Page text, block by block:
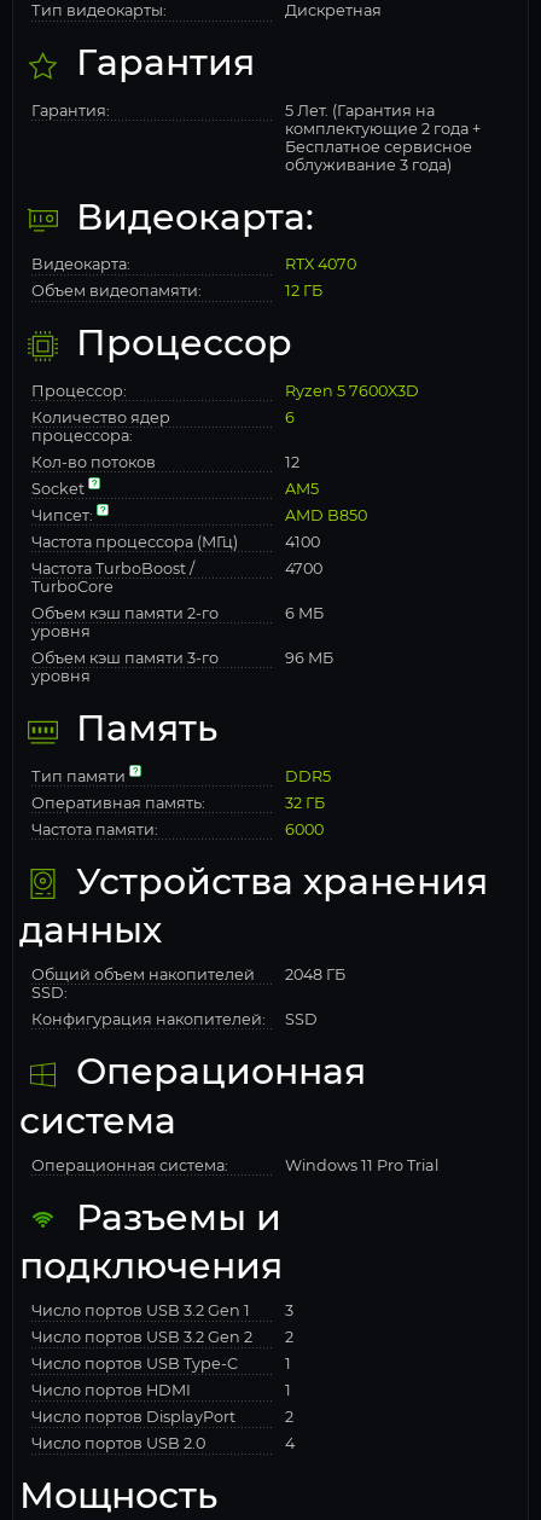
Тип видеокарты: Дискретная
Гарантия
Гарантия:
5 Лет. (Гарантия на
комплектующие 2 года +
Бесплатное сервисное
облуживание 3 года)
Видеокарта:
Видеокарта:
RTX 4070
Объем видеопамяти:
12 ГБ
Процессор
Процессор:
Ryzen 5 7600X3D
Количество ядер
процессора:
6
Кол-во потоков
12
Socket
AM5
Чипсет:
AMD B850
Частота процессора (МГц)
4100
Частота TurboBoost /
TurboCore
4700
Объем кэш памяти 2-го
уровня
6 МБ
Объем кэш памяти 3-го
уровня
96 МБ
Память
Тип памяти
DDR5
Оперативная память:
32 ГБ
Частота памяти:
6000
Устройства хранения
данных
Общий объем накопителей
SSD:
2048 ГБ
Конфигурация накопителей: SSD
Операционная
система
Операционная система: Windows 11 Pro Trial
Разъемы и
подключения
Число портов USB 3.2 Gen 1
3
Число портов USB 3.2 Gen 2
2
Число портов USB Type-C
1
Число портов HDMI
1
Число портов DisplayPort
2
Число портов USB 2.0
4
Мощность